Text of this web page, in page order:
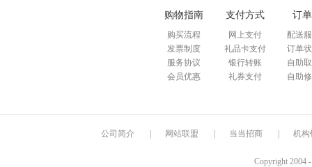
购物指南
购买流程
发票制度
服务协议
会员优惠
支付方式
网上支付
礼品卡支付
银行转账
礼券支付
订
配送
订单
自助
自助
公司简介 网站联盟 当当招商 机构
Copyright 2004